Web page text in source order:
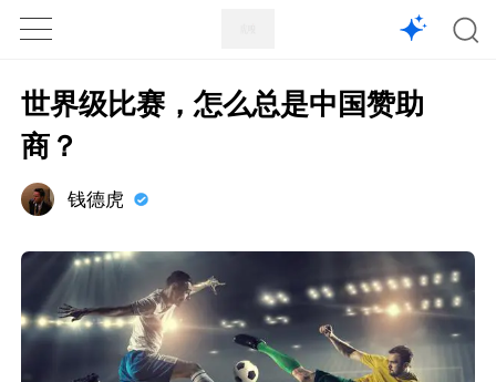
1X
世界级比赛，怎么总是中国赞助
商？
钱德虎